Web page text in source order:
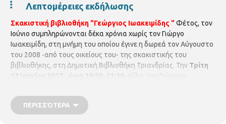
Λεπτομέρειες εκδήλωσης
Σκακιστική βιβλιοθήκη "Γεώργιος Ιωακειμίδης "Φέτος, τον
Ιούνιο συμπληρώνονται δέκα χρόνια χωρίς τον Γιώργο
Ιωακειμίδη, στη μνήμη του οποίου έγινε η δωρεά τον Αύγουστο
του 2008 -από τους οικείους του- της σκακιστικής του
βιβλιοθήκης, στη Δημοτική Βιβλιοθήκη Τριανδρίας. Την Τρίτη
13 Ιουνίου 2017, ώρα 19:00-21:30
φίλοι του Γιώργου
χώρο της Βιβλιοθήκης Τριανδρία. Στην εκδήλωση θα
παρουσιαστεί μια συνοπτική παρουσίαση του σκακιστικού του
ΠΕΡΙΣΣΌΤΕΡΑ